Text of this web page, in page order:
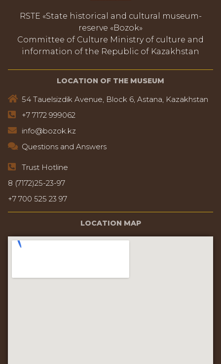
RSTE «State historical and cultural museum-
reserve «Bozok»
Committee of Culture Ministry of culture and
information of the Republic of Kazakhstan
LOCATION OF THE MUSEUM
54 Tauelsizdik Avenue, Block 6, Astana, Kazakhstan
+7 7172 999062
info@bozok.kz
Questions and Answers
Trust Hotline
8 (7172)25-23-97
+7 700 525 23 97
LOCATION MAP